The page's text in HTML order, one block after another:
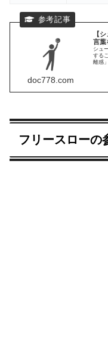
【
言葉
シュ
する
離感
doc778.com
フリースローの